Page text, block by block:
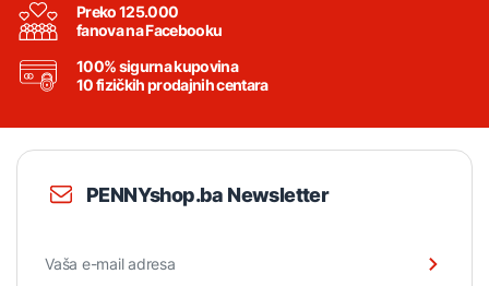
Preko 125.000
fanova na Facebooku
100% sigurna kupovina
10 fizičkih prodajnih centara
PENNYshop.ba Newsletter